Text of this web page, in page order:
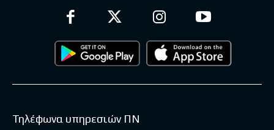
Τηλέφωνα υπηρεσιών ΠΝ